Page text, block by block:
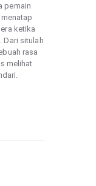
pemain
ketika
Dari situlah
rasa
melihat